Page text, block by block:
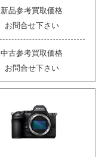
新品参考買取価格
お問合せ下さい
中古参考買取価格
お問合せ下さい